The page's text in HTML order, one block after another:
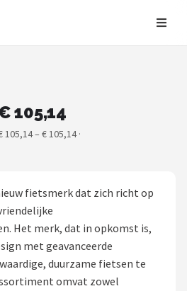
105,14
105,14 – € 105,14 ·
fietsmerk dat zich richt op
Het merk, dat in opkomst is,
met geavanceerde
duurzame fietsen te
omvat zowel